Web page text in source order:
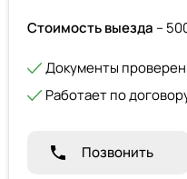
Стоимость выезда –
Документы
Работает по
Позвонить